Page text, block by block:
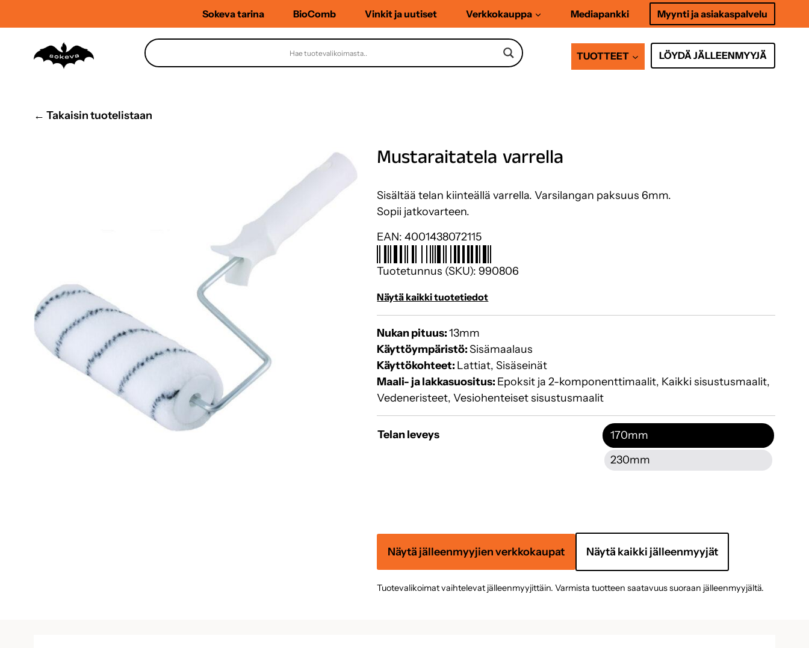
Sokeva tarina BioComb Vinkit ja uutiset Verkkokauppa Mediapankki Myynti ja asiakaspalvelu
TUOTTEET LÖYDÄ JÄLLEENMYYJÄ
← Takaisin tuotelistaan
Mustaraitatela varrella
Sisältää telan kiinteällä varrella. Varsilangan paksuus 6mm.
Sopii jatkovarteen.
EAN:4001438072115
Tuotetunnus (SKU):990806
Näytä kaikki tuotetiedot
Nukan pituus:13mm
Käyttöympäristö:Sisämaalaus
Käyttökohteet: Lattiat, Sisäseinät
Maali- ja lakkasuositus: Epoksit ja 2-komponenttimaalit, Kaikki sisustusmaalit,
Vedeneristeet, Vesiohenteiset sisustusmaalit
Telan leveys
170mm
230mm
Näytä jälleenmyyjien verkkokaupat Näytä kaikki jälleenmyyjät
Tuotevalikoimat vaihtelevat jälleenmyyjittäin. Varmista tuotteen saatavuus suoraan jälleenmyyjältä.